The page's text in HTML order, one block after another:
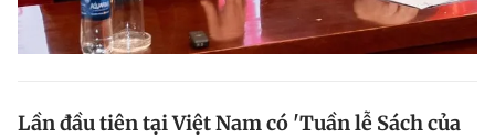
Lần đầu tiên tại Việt Nam có 'Tuần lễ Sách của